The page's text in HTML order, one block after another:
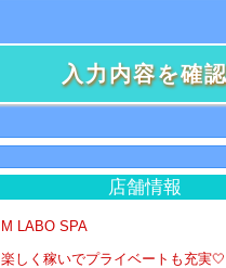
入力内容を確
店舗情報
M LABO SPA
楽しく稼いでプライベートも充実